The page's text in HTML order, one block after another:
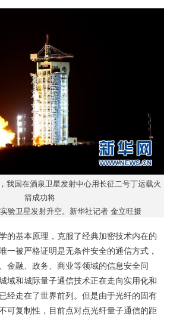
我国在酒泉卫星发射中心用长征二号丁运载火
箭成功将
验卫星发射升空。新华社记者 金立旺摄
的基本原理，克服了经典加密技术内在的
一被严格证明是无条件安全的通信方式，
金融、政务、商业等领域的信息安全问
域和城际量子通信技术正在走向实用化和
经走在了世界前列。但是由于光纤的固有
可复制性，目前点对点光纤量子通信的距